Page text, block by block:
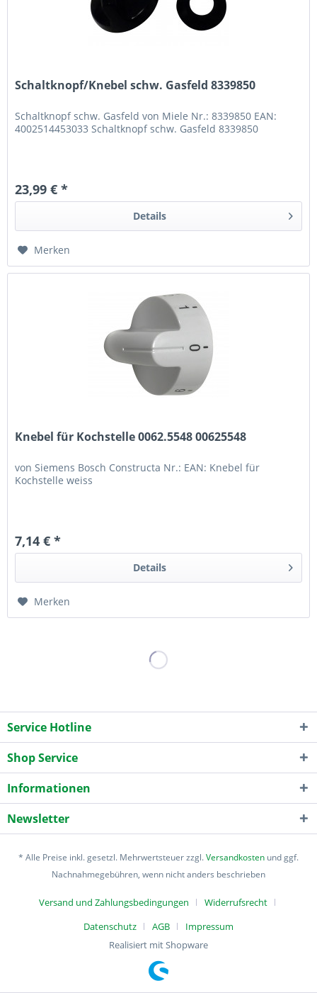
Schaltknopf/Knebel schw. Gasfeld 8339850
Schaltknopf schw. Gasfeld von Miele Nr.: 8339850 EAN:
4002514453033 Schaltknopf schw. Gasfeld 8339850
23,99 € *
Details
Merken
Knebel für Kochstelle 0062.5548 00625548
von Siemens Bosch Constructa Nr.: EAN: Knebel für
Kochstelle weiss
7,14 € *
Details
Merken
Service Hotline
Shop Service
Informationen
Newsletter
* Alle Preise inkl. gesetzl. Mehrwertsteuer zzgl.Versandkosten und ggf.
Nachnahmegebühren, wenn nicht anders beschrieben
Versand und Zahlungsbedingungen
Widerrufsrecht
Datenschutz
AGB
Impressum
Realisiert mit Shopware